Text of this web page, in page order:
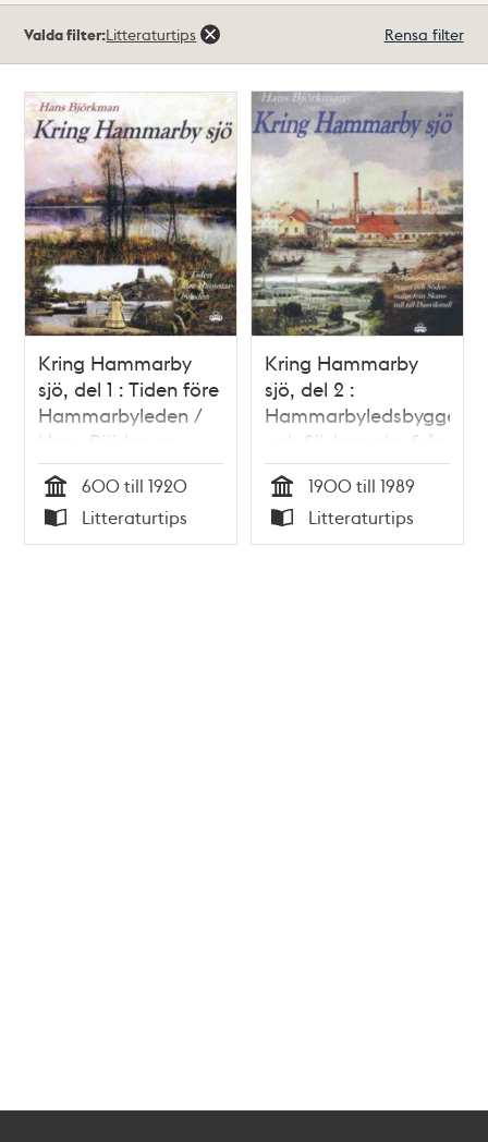
träffar
Valda filter:Litteraturtips Rensa filter
Kring Hammarby
sjö, del 1 : Tiden före
Hammarbyleden /
Hans Björkman
Tid
600 till 1920
Typ
Litteraturtips
Kring Hammarby
sjö, del 2 :
Hammarbyledsbygget
och Södermalm från
Skanstull till
Danvikstull / Hans
Björkman
Tid
1900 till 1989
Typ
Litteraturtips